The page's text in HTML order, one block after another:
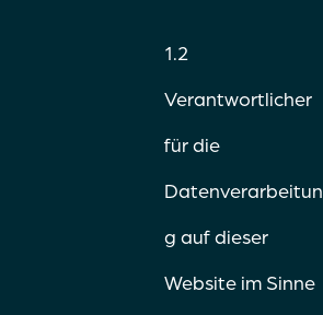
1.2
Verantwortlicher
für die
Datenverarbeitun
g auf dieser
Website im Sinne